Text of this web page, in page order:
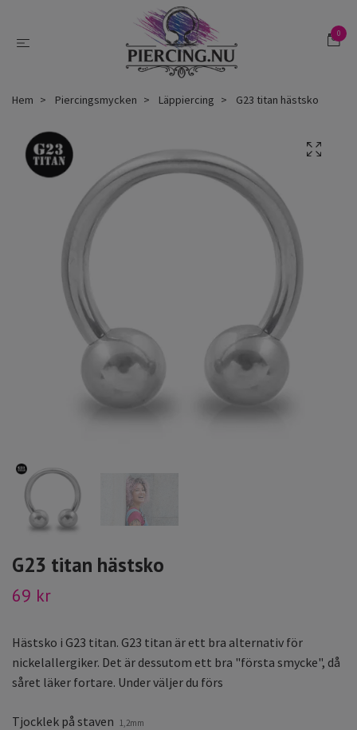
0
Hem Piercingsmycken Läppiercing G23 titan hästsko
G23 titan hästsko
69 kr
Hästsko i G23 titan. G23 titan är ett bra alternativ för
nickelallergiker. Det är dessutom ett bra "första smycke", då
såret läker fortare. Under väljer du förs
Tjocklek på staven 1,2mm